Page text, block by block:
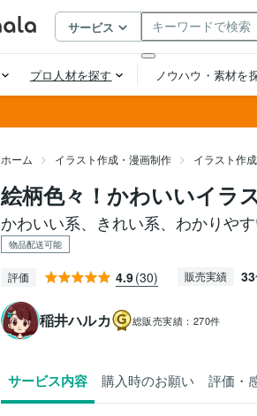
ホーム イラスト作成・漫画制作 イラスト作成
絵柄色々！かわいいイラ
かわいい系、きれい系、わかりや
物品配送可能
評価 4.9(30) 販売実績 33
稲井ハルカ 総販売実績： 270件
サービス内容 購入時のお願い 評価・